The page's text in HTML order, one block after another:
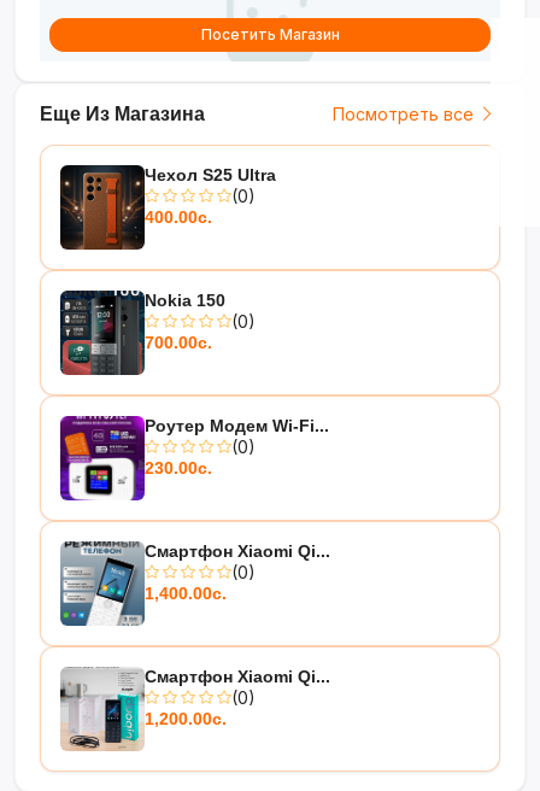
Еще Из Магазина Посмотреть все
Чехол S25 Ultra
(0)
400.00с.
Nokia 150
(0)
700.00с.
Роутер Модем Wi-Fi...
(0)
230.00с.
Смартфон Xiaomi Qi...
(0)
1,400.00с.
Смартфон Xiaomi Qi...
(0)
1,200.00с.
Посетить Магазин